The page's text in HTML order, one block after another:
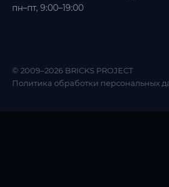
пн–пт, 9:00–19:00
© 2009–2026 BRICKS PROJECT
Политика обработки персональных